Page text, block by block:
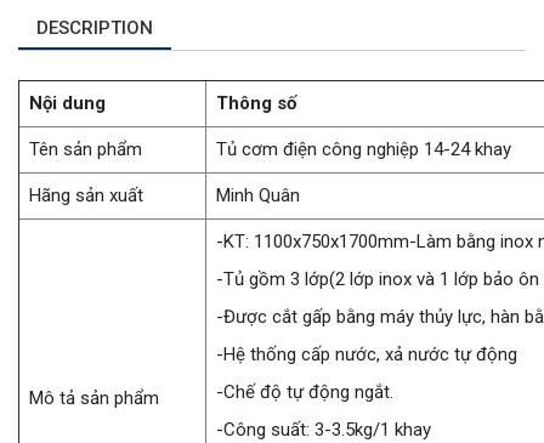
DESCRIPTION
Nội dung Thông số
Tên sản phẩm Tủ cơm điện công nghiệp 14-24 khay
Hãng sản xuất Minh Quân
Mô tả sản phẩm
-KT: 1100x750x1700mm-Làm bằng
-Tủ gồm 3 lớp(2 lớp inox và 1 lớp bảo
-Được cắt gấp bằng máy thủy lực, hàn
-Hệ thống cấp nước, xả nước tự động
-Chế độ tự động ngắt.
-Công suất: 3-3.5kg/1 khay